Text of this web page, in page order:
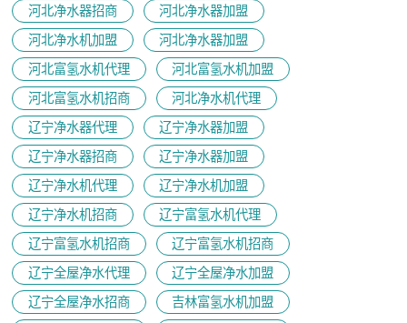
河北净水器招商
河北净水器加盟
河北净水机加盟
河北净水器加盟
河北富氢水机代理
河北富氢水机加盟
河北富氢水机招商
河北净水机代理
辽宁净水器代理
辽宁净水器加盟
辽宁净水器招商
辽宁净水器加盟
辽宁净水机代理
辽宁净水机加盟
辽宁净水机招商
辽宁富氢水机代理
辽宁富氢水机招商
辽宁富氢水机招商
辽宁全屋净水代理
辽宁全屋净水加盟
辽宁全屋净水招商
吉林富氢水机加盟